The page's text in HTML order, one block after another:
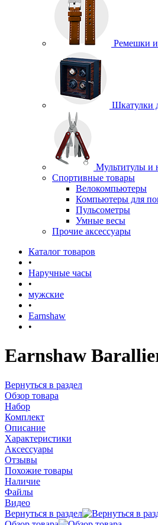
Ремешки и
Шкатулки
Мультитулы и
Спортивные товары
Велокомпьютеры
Компьютеры для
Пульсометры
Умные весы
Прочие аксессуары
Каталог товаров
•
Наручные часы
•
мужские
•
Earnshaw
•
Earnshaw
Вернуться в раздел
Обзор товара
Набор
Комплект
Описание
Характеристики
Аксессуары
Отзывы
Похожие товары
Наличие
Файлы
Видео
Вернуться в раздел